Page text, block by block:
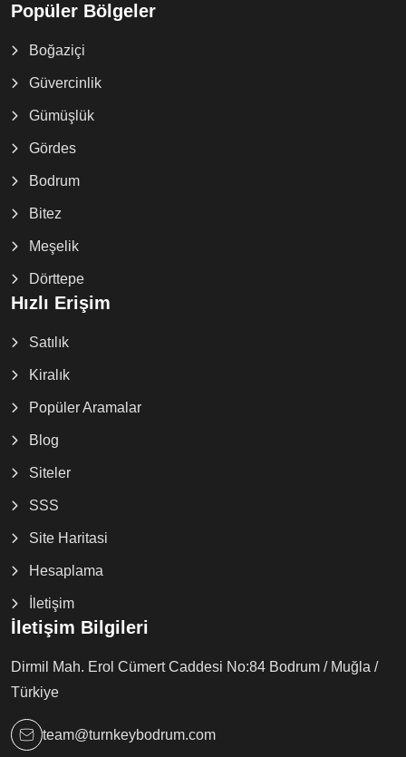
Popüler Bölgeler
Boğaziçi
Güvercinlik
Gümüşlük
Gördes
Bodrum
Bitez
Meşelik
Dörttepe
Hızlı Erişim
Satılık
Kiralık
Popüler Aramalar
Blog
Siteler
SSS
Site Haritasi
Hesaplama
İletişim
İletişim Bilgileri
Dirmil Mah. Erol Cümert Caddesi No:84 Bodrum / Muğla /
Türkiye
team@turnkeybodrum.com